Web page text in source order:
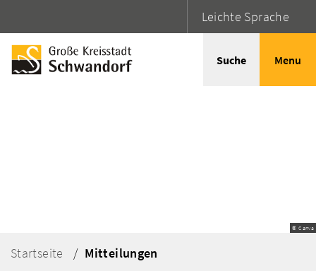
Leichte Sprache
Suche Menu
© Canva
Startseite Mitteilungen